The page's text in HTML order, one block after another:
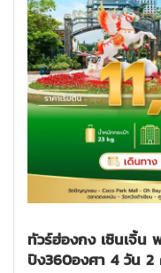
ทัวร์ฮ่องกง เซินเจิ้น
ปิง360องศา 4 วัน 2